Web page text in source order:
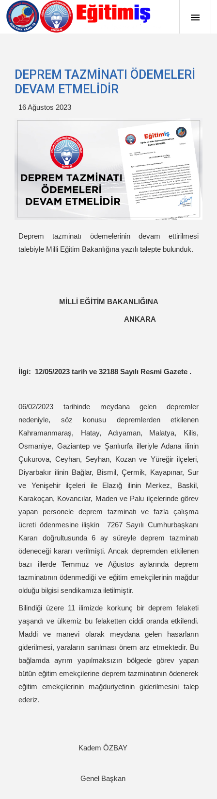
DEPREM TAZMİNATI ÖDEMELERİ
DEVAM ETMELİDİR
16 Ağustos 2023
Deprem tazminatı ödemelerinin devam ettirilmesi
talebiyle Milli Eğitim Bakanlığına yazılı talepte bulunduk.
MİLLİ EĞİTİM BAKANLIĞINA
ANKARA
İlgi: 12/05/2023 tarih ve 32188 Sayılı Resmi Gazete .
06/02/2023 tarihinde meydana gelen depremler
nedeniyle, söz konusu depremlerden etkilenen
Kahramanmaraş, Hatay, Adıyaman, Malatya, Kilis,
Osmaniye, Gaziantep ve Şanlıurfa illeriyle Adana ilinin
Çukurova, Ceyhan, Seyhan, Kozan ve Yüreğir ilçeleri,
Diyarbakır ilinin Bağlar, Bismil, Çermik, Kayapınar, Sur
ve Yenişehir ilçeleri ile Elazığ ilinin Merkez, Baskil,
Karakoçan, Kovancılar, Maden ve Palu ilçelerinde görev
yapan personele deprem tazminatı ve fazla çalışma
ücreti ödenmesine ilişkin 7267 Sayılı Cumhurbaşkanı
Kararı doğrultusunda 6 ay süreyle deprem tazminatı
ödeneceği kararı verilmişti. Ancak depremden etkilenen
bazı illerde Temmuz ve Ağustos aylarında deprem
tazminatının ödenmediği ve eğitim emekçilerinin mağdur
olduğu bilgisi sendikamıza iletilmiştir.
Bilindiği üzere 11 ilimizde korkunç bir deprem felaketi
yaşandı ve ülkemiz bu felaketten ciddi oranda etkilendi.
Maddi ve manevi olarak meydana gelen hasarların
giderilmesi, yaraların sarılması önem arz etmektedir. Bu
bağlamda ayrım yapılmaksızın bölgede görev yapan
bütün eğitim emekçilerine deprem tazminatının ödenerek
eğitim emekçilerinin mağduriyetinin giderilmesini talep
ederiz.
Kadem ÖZBAY
Genel Başkan